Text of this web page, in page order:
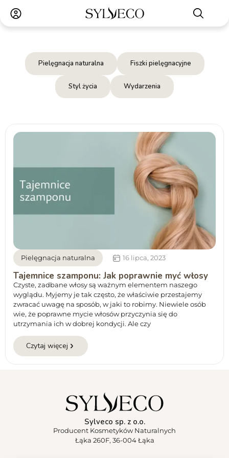
Pielęgnacja naturalna Fiszki pielęgnacyjne
Styl życia Wydarzenia
Pielęgnacja naturalna 16 lipca, 2023
Tajemnice szamponu: Jak poprawnie myć włosy
Czyste, zadbane włosy są ważnym elementem naszego
wyglądu. Myjemy je tak często, że właściwie przestajemy
zwracać uwagę na sposób, w jaki to robimy. Niewiele osób
wie, że poprawne mycie włosów przyczynia się do
utrzymania ich w dobrej kondycji. Ale czy
Czytaj więcej
Sylveco sp. z o.o.
Producent Kosmetyków Naturalnych
Łąka 260F, 36-004 Łąka